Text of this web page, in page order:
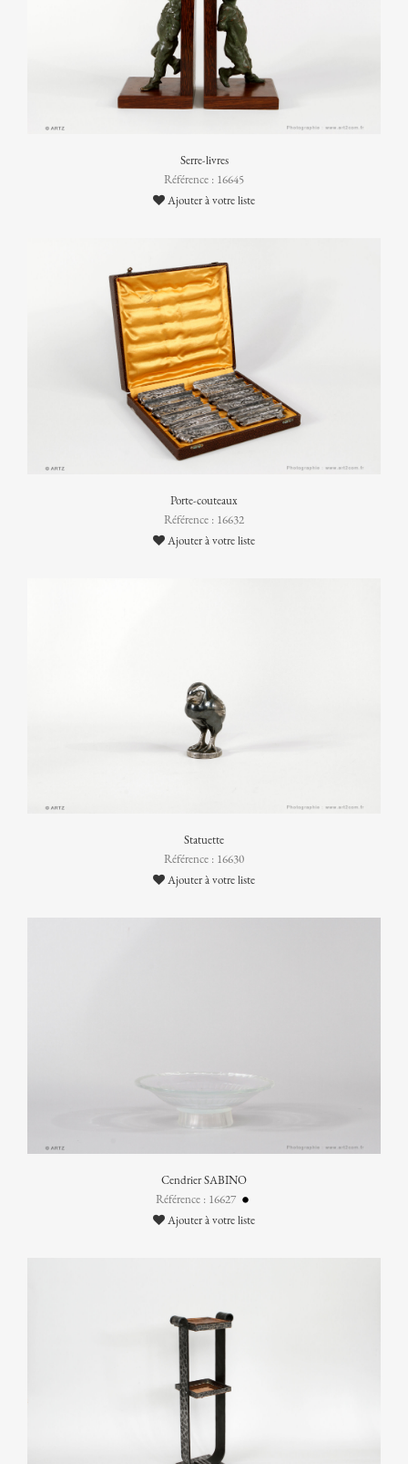
Serre-livres
Référence : 16645
Ajouter à votre liste
Porte-couteaux
Référence : 16632
Ajouter à votre liste
Statuette
Référence : 16630
Ajouter à votre liste
Cendrier SABINO
Référence : 16627
Ajouter à votre liste